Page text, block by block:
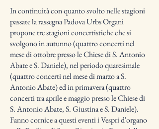
In continuità con quanto svolto nelle stagioni
passate la rassegna Padova Urbs Organi
propone tre stagioni concertistiche che si
svolgono in autunno (quattro concerti nel
mese di ottobre presso le Chiese di S. Antonio
Abate e S. Daniele), nel periodo quaresimale
(quattro concerti nel mese di marzo a S.
Antonio Abate) ed in primavera (quattro
concerti tra aprile e maggio presso le Chiese di
S. Antonio Abate, S. Giustina e S. Daniele).
Fanno cornice a questi eventi i Vespri d'organo